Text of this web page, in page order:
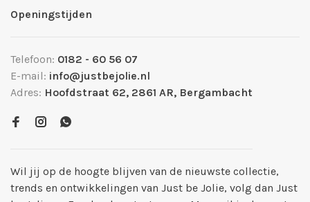
Openingstijden
Telefoon: 0182 - 60 56 07
E-mail: info@justbejolie.nl
Adres: Hoofdstraat 62, 2861 AR, Bergambacht
Wil jij op de hoogte blijven van de nieuwste collectie,
trends en ontwikkelingen van Just be Jolie, volg dan Just